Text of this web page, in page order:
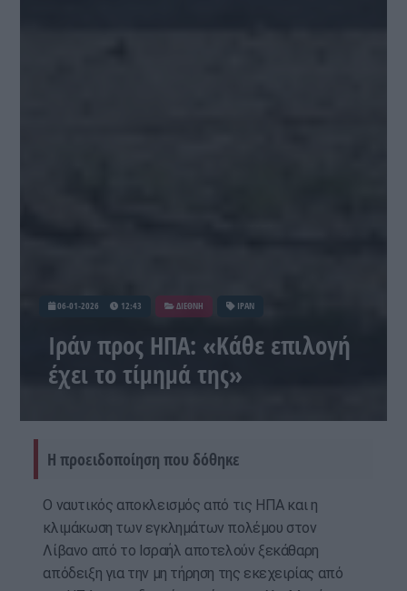
06-01-2026 12:43 ΔΙΕΘΝΗ ΙΡΑΝ
Ιράν προς ΗΠΑ: «Κάθε επιλογή
έχει το τίμημά της»
Η προειδοποίηση που δόθηκε
Ο ναυτικός αποκλεισμός από τις ΗΠΑ και η
κλιμάκωση των εγκλημάτων πολέμου στον
Λίβανο από το Ισραήλ αποτελούν ξεκάθαρη
απόδειξη για την μη τήρηση της εκεχειρίας από